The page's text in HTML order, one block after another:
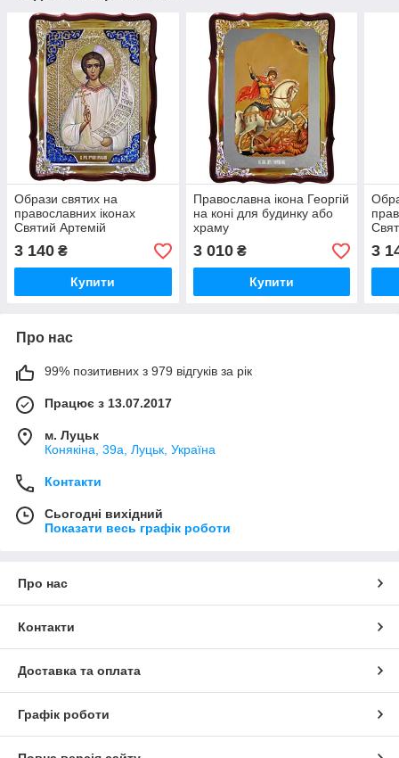
Образи святих на
православних іконах
Святий Артемій
Веркольский
3 140 ₴
Купити
Православна ікона Георгій
на коні для будинку або
храму
3 010₴
Купити
3
Про нас
99% позитивних з 979 відгуків за рік
Працює з 13.07.2017
м. Луцьк
Конякіна, 39а, Луцьк, Україна
Контакти
Сьогодні вихідний
Показати весь графік роботи
Про нас
Контакти
Доставка та оплата
Графік роботи